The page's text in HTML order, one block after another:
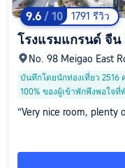
9.6 / 10 1791 รีวิว
โรงแรมแกรนด์ จีน
No. 98 Meigao East
บันทึกโดยนักท่องเที่ยว 2516
100% ของผู้เข้าพักพึงพอใจที่
“Very nice room, plenty